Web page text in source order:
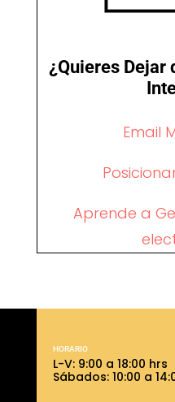
¿Quieres Dejar
Email
Aprende a
HORARIO
L-V: 9:00 a 18:00 hrs
Sábados: 10:00 a